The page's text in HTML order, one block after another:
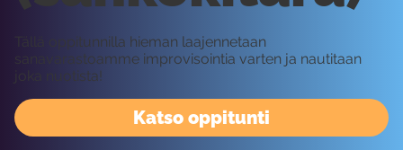
Katso oppitunti
Tällä oppitunnilla hieman laajennetaan
sanavarastoamme improvisointia varten ja nautitaan
joka nuotista!